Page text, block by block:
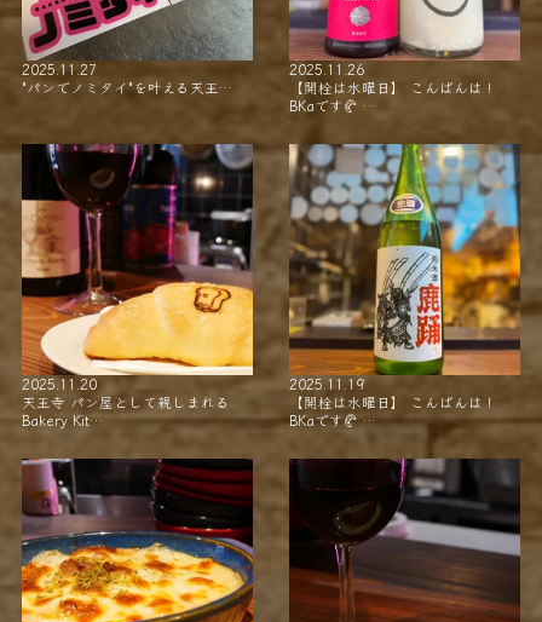
2025.11.27
"パンでノミタイ"を叶える天王…
2025.11.26
【開栓は水曜日】 こんばんは！
BKaです🥐 …
2025.11.20
天王寺 パン屋として親しまれる
Bakery Kit…
2025.11.19
【開栓は水曜日】 こんばんは！
BKaです🥐 …